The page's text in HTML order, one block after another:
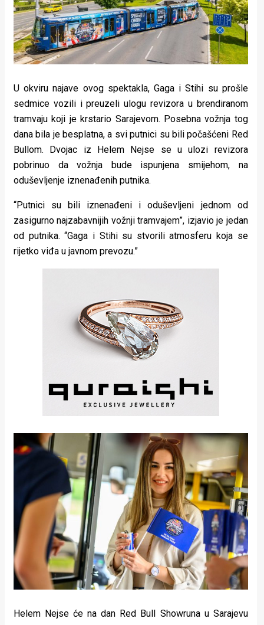
U okviru najave ovog spektakla, Gaga i Stihi su prošle
sedmice vozili i preuzeli ulogu revizora u brendiranom
tramvaju koji je krstario Sarajevom. Posebna vožnja tog
dana bila je besplatna, a svi putnici su bili počašćeni Red
Bullom. Dvojac iz Helem Nejse se u ulozi revizora
pobrinuo da vožnja bude ispunjena smijehom, na
oduševljenje iznenađenih putnika.
“Putnici su bili iznenađeni i oduševljeni jednom od
zasigurno najzabavnijih vožnji tramvajem”, izjavio je jedan
od putnika. “Gaga i Stihi su stvorili atmosferu koja se
rijetko viđa u javnom prevozu.”
Helem Nejse će na dan Red Bull Showruna u Sarajevu